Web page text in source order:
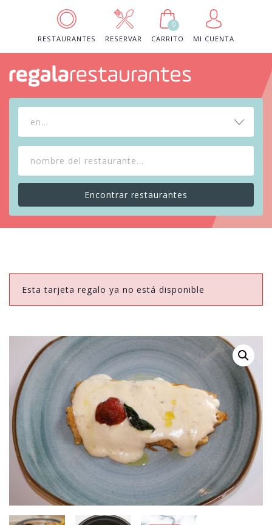
RESTAURANTES RESERVAR
0
CARRITO
MI CUENTA
en...
Esta tarjeta regalo ya no está disponible